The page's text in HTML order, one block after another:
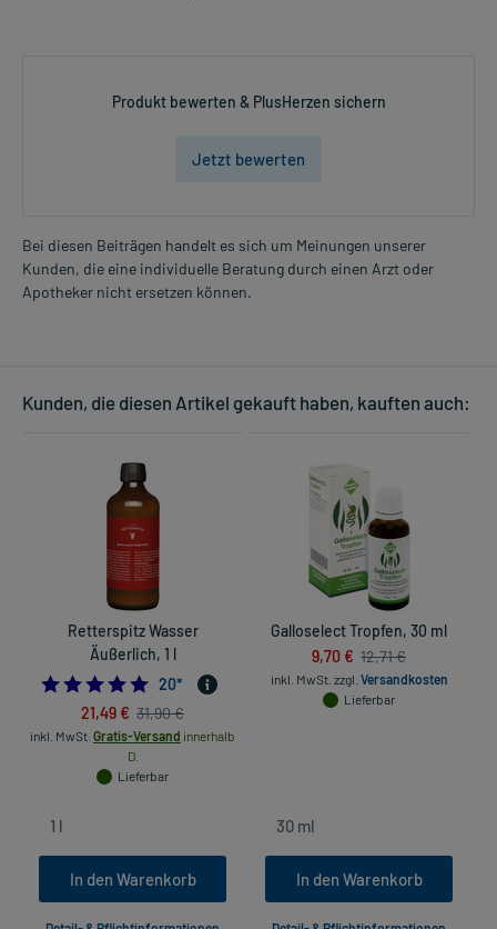
Produkt bewerten & PlusHerzen sichern
Jetzt bewerten
Bei diesen Beiträgen handelt es sich um Meinungen unserer
Kunden, die eine individuelle Beratung durch einen Arzt oder
Apotheker nicht ersetzen können.
Kunden, die diesen Artikel gekauft haben, kauften auch:
Retterspitz Wasser
Äußerlich, 1 l
5.0
20*
21,49 € 31,90 €
inkl. MwSt. Gratis-Versand innerhalb
D.
Lieferbar
In den Warenkorb
Galloselect Tropfen, 30 ml
9,70 € 12,71 €
inkl. MwSt. zzgl. Versandkosten
Lieferbar
In den Warenkorb